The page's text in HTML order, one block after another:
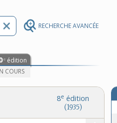
RECHERCHE AVANCÉE
e édition
COURS
8e édition
(1935)